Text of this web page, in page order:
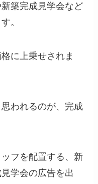
築完成見学会など
。
に上乗せされま
われるのが、完成
フを配置する、新
学会の広告を出